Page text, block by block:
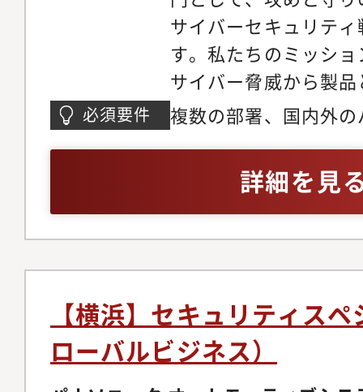
グローバル競争力に
ル企業の一員として
多様な文化・スキル
の協業を通じて、国
クを広げることがで
私たちは、部門や役
力し合うことを大切
場です。・静かで快
フィス環境を整えて
ス・当部署は、あな
る、社内ルールの整
催、事業場および海
ンシデント発生時の
支援と調整等)・関連
等)での活動。・経営
た製品セキュリティ
導入によるセキュリ
この仕事を通じて得
戦略と直結するエン
ジメントの実践を通
端の技術動向に常に
セキュリティ技術知
サイバーセキュリテ
す。私たちのミッシ
サイバー脅威から製
り抜き、お客様と社
制を構築し、当社の
優位性を生み出すこ
する業務と期待する
キュリティ戦略をト
変革の推進力として
を一貫して担当いた
以下の内容です。1)
リスク抑制のための
育)2)重大インシデン
必須要件
複数の部署、国内外
能力 ・ソフトウェ
セキュリティ設計・
詳細を見
【横浜】セキュリティス
ローバルビジネス）